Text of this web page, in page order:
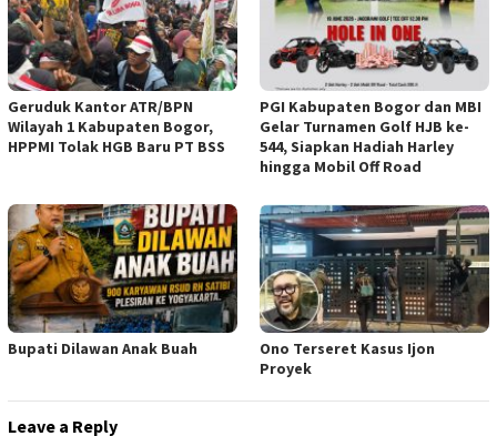
Geruduk Kantor ATR/BPN
Wilayah 1 Kabupaten Bogor,
HPPMI Tolak HGB Baru PT BSS
PGI Kabupaten Bogor dan MBI
Gelar Turnamen Golf HJB ke-
544, Siapkan Hadiah Harley
hingga Mobil Off Road
Bupati Dilawan Anak Buah
Ono Terseret Kasus Ijon
Proyek
Leave a Reply